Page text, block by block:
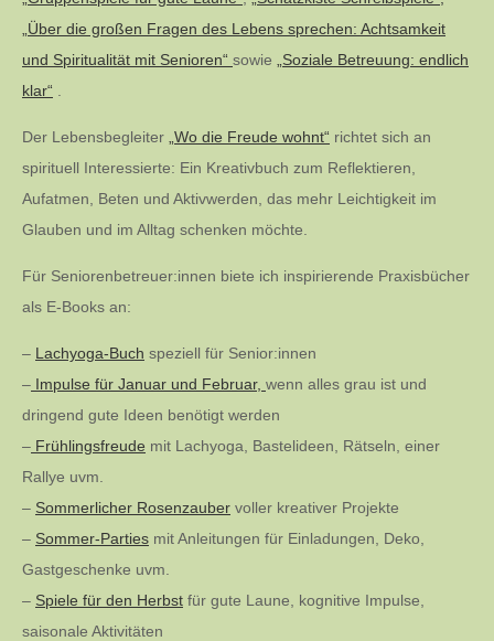
„Über die großen Fragen des Lebens sprechen: Achtsamkeit
und Spiritualität mit Senioren“ sowie
„Soziale Betreuung: endlich
klar“
Der Lebensbegleiter „Wo die Freude wohnt“ richtet sich an
spirituell Interessierte: Ein Kreativbuch zum Reflektieren,
Aufatmen, Beten und Aktivwerden, das mehr Leichtigkeit im
Glauben und im Alltag schenken möchte.
Für Seniorenbetreuer:innen biete ich inspirierende Praxisbücher
als E-Books an:
– Lachyoga-Buch speziell für Senior:innen
– Impulse für Januar und Februar, wenn alles grau ist und
dringend gute Ideen benötigt werden
– Frühlingsfreude mit Lachyoga, Bastelideen, Rätseln, einer
Rallye uvm.
– Sommerlicher Rosenzauber voller kreativer Projekte
– Sommer-Parties mit Anleitungen für Einladungen, Deko,
Gastgeschenke uvm.
– Spiele für den Herbst für gute Laune, kognitive Impulse,
saisonale Aktivitäten